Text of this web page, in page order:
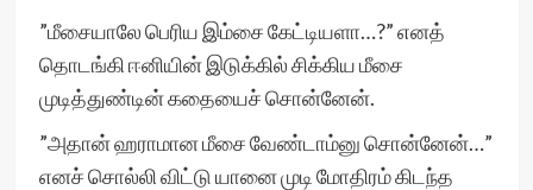
”மீசையாலே பெரிய இம்சை கேட்டியளா…?” எனத்
தொடங்கி ஈனியின் இடுக்கில் சிக்கிய மீசை
முடித்துண்டின் கதையைச் சொன்னேன்.
”அதான் ஹராமான மீசை வேண்டாம்னு சொன்னேன்…”
எனச் சொல்லி விட்டு யானை முடி மோதிரம் கிடந்த